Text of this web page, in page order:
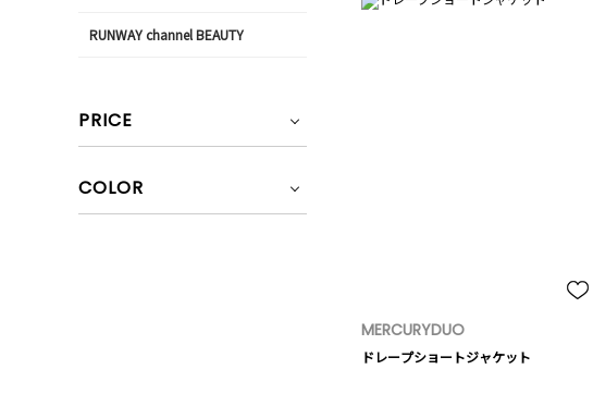
MERCURYDUO
ドレープショートジャケット
RUNWAY channel BEAUTY
PRICE
COLOR